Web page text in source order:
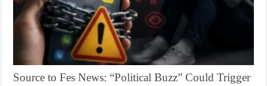
Source to Fes News: “Political Buzz” Could Trigger